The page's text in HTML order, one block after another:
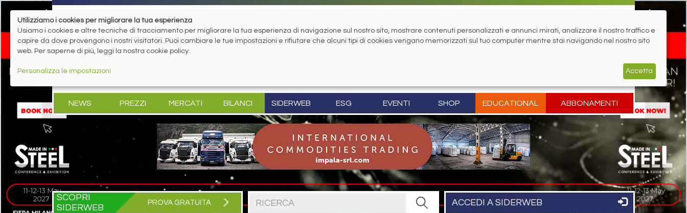
NEWS PREZZI MERCATI BILANCI SIDERWEB ESG EVENTI SHOP EDUCATIONAL ABBONAMENTI
SCOPRI
SIDERWEB
PROVA GRATUITA ACCEDI A SIDERWEB
Utilizziamo i cookies per migliorare la tua esperienza
Usiamo i cookies e altre tecniche di tracciamento per migliorare la tua esperienza di navigazione sul nostro sito, mostrare contenuti personalizzati e annunci mirati, analizzare il nostro traffico e
capire da dove provengono i nostri visitatori. Puoi cambiare le tue impostazioni e rifiutare che alcuni tipi di cookies vengano memorizzati sul tuo computer mentre stai navigando nel nostro sito
web. Per saperne di più, leggi la nostra cookie policy.
Personalizza le impostazioni Accetta